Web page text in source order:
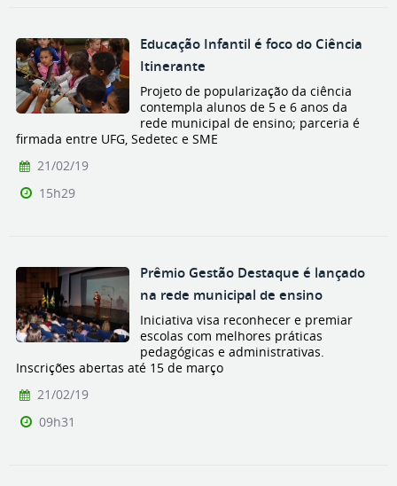
Educação Infantil é foco do Ciência
Itinerante
Projeto de popularização da ciência
contempla alunos de 5 e 6 anos da
rede municipal de ensino; parceria é
firmada entre UFG, Sedetec e SME
21/02/19
15h29
Prêmio Gestão Destaque é lançado
na rede municipal de ensino
Iniciativa visa reconhecer e premiar
escolas com melhores práticas
pedagógicas e administrativas.
Inscrições abertas até 15 de março
21/02/19
09h31